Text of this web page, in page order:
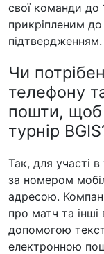
свої команди до
прикріпленим
підтвердженням.
Чи
телефону
пошти, щоб
турнір
Так, для участі в
за номером
адресою.
про матч та інші
допомогою
електронною